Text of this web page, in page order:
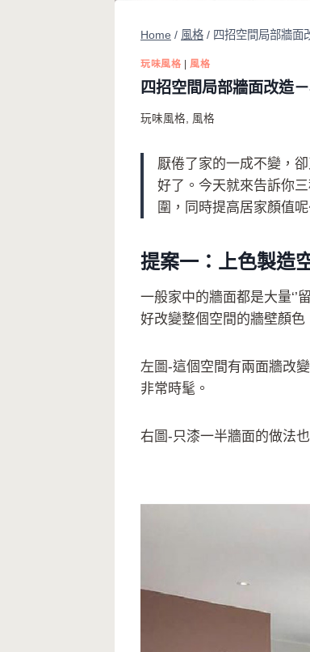
Home / 風格 / 四招空間局部牆面
玩味風格 | 風格
四招空間局部牆面改造
玩味風格, 風格
厭倦了家的一成不變，
好了。今天就來告訴你
圍，同時提高居家顏值
提案一：上色製造
一般家中的牆面都是大量‘’
好改變整個空間的牆壁顏
左圖-這個空間有兩面牆改
非常時髦。
右圖-只漆一半牆面的做法